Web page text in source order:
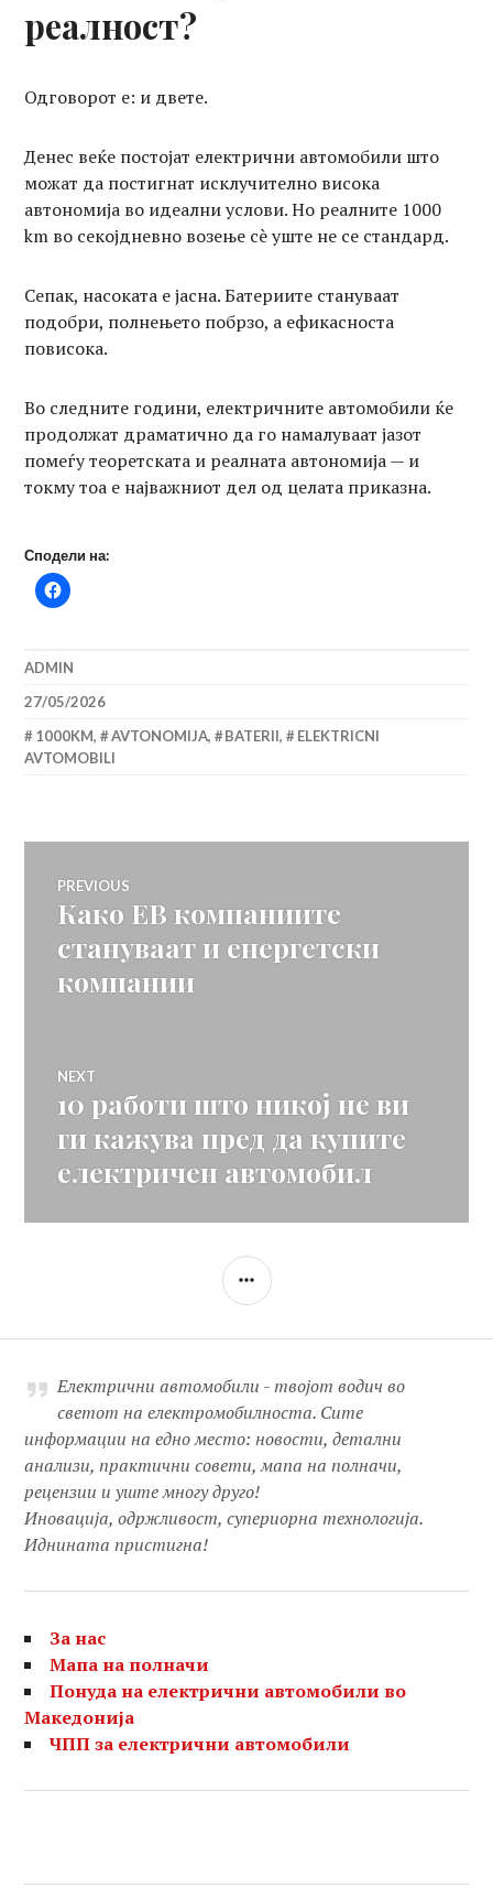
реалност?
Одговорот е: и двете.
Денес веќе постојат електрични автомобили што
можат да постигнат исклучително висока
автономија во идеални услови. Но реалните 1000
km во секојдневно возење сè уште не се стандард.
Сепак, насоката е јасна. Батериите стануваат
подобри, полнењето побрзо, а ефикасноста
повисока.
Во следните години, електричните автомобили ќе
продолжат драматично да го намалуваат јазот
помеѓу теоретската и реалната автономија — и
токму тоа е најважниот дел од целата приказна.
Сподели на:
ADMIN
27/05/2026
1000KM, AVTONOMIJA, BATERII,
ELEKTRICNI
AVTOMOBILI
Навигација
на
напис
PREVIOUS
Previous
Како ЕВ компаниите
стануваат и енергетски
компании
NEXT
Next
post:
10 работи што никој не ви
ги кажува пред да купите
електричен автомобил
SIDEBAR
Електрични автомобили - твојот водич во
светот на електромобилноста. Сите
информации на едно место: новости, детални
анализи, практични совети, мапа на полначи,
рецензии и уште многу друго!
Иновација, одржливост, супериорна технологија.
Иднината пристигна!
За нас
Мапа на полначи
Понуда на електрични автомобили во
Македонија
ЧПП за електрични автомобили